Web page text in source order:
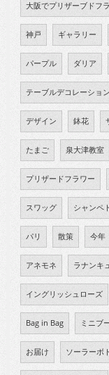
大阪でプリザーブドフ
神戸 ギャラリー
パープル ダリア
テーブルデコレーション
デザイン 鉢花
たまご 泉大津教室
プリザードフラワー
スワッグ シャンペ
パリ 散策 今年
アネモネ ラナンキ
イングリッシュローズ
Bag in Bag ミニブ
お届け ソーラーボ